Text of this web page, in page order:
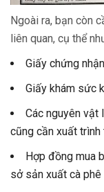
Ngoài ra, bạn còn
liên quan, cụ thể
Giấy chứng
Giấy khám sức
Các nguyên vật
cũng cần xuất
Hợp đồng mua
sở sản xuất cà